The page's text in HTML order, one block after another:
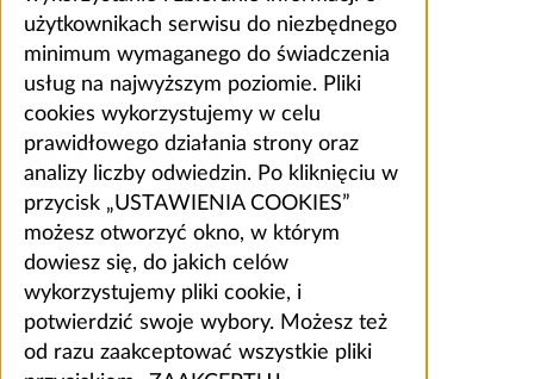
użytkownikach serwisu do niezbędnego
minimum wymaganego do świadczenia
usług na najwyższym poziomie. Pliki
cookies wykorzystujemy w celu
prawidłowego działania strony oraz
analizy liczby odwiedzin. Po kliknięciu w
przycisk „USTAWIENIA COOKIES”
możesz otworzyć okno, w którym
dowiesz się, do jakich celów
wykorzystujemy pliki cookie, i
potwierdzić swoje wybory. Możesz też
od razu zaakceptować wszystkie pliki